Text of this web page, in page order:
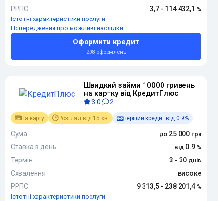
РРПС
3,7 - 114 432,1
Істотні характеристики послуги
Попередження про можливі наслідки
Оформити кредит
208 оформлень
Швидкий займи 10000 гривень
на картку від КредитПлюс
3.0 2
На карту Розгляд від 15 хв. перший кредит від 0.9%
Сума
25 000
Ставка в день
0.9
Термін
3 - 30
Схвалення
високе
РРПС
9 313,5 - 238 201,4
Істотні характеристики послуги